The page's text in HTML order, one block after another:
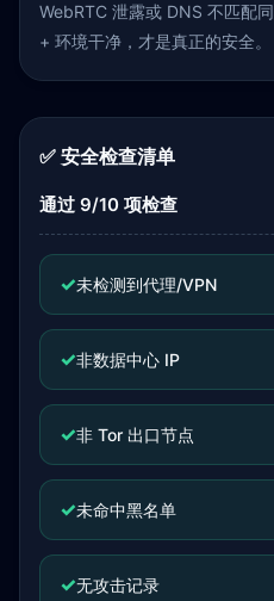
WebRTC 泄露或 DNS 不匹配
+ 环境干净，才是真正的安全。
✅ 安全检查清单
通过 9/10 项检查
✓未检测到代理/VPN
✓非数据中心 IP
✓非 Tor 出口节点
✓未命中黑名单
✓无攻击记录